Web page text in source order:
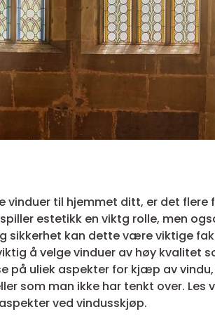
vinduer til hjemmet ditt, er det flere
estetikk en viktg rolle, men
sikkerhet kan dette være viktige
å velge vinduer av høy kvalitet
på uliek aspekter for kjæp av
som man ikke har tenkt over. Les
ved vindusskjøp.